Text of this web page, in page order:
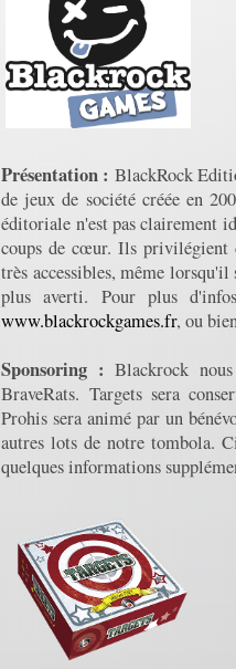
Présentation : BlackRock
de jeux de société créée en
éditoriale n'est pas clairement
coups de cœur. Ils privilégient
très accessibles, même
plus averti. Pour plus
www.blackrockgames.fr, ou
Sponsoring : Blackrock
BraveRats. Targets sera
Prohis sera animé par un
autres lots de notre tombola.
quelques informations